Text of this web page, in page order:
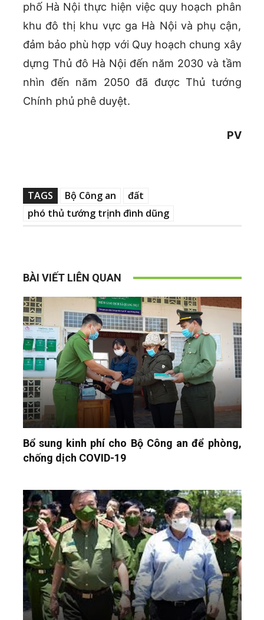
phố Hà Nội thực hiện việc quy hoạch phân
khu đô thị khu vực ga Hà Nội và phụ cận,
đảm bảo phù hợp với Quy hoạch chung xây
dựng Thủ đô Hà Nội đến năm 2030 và tầm
nhìn đến năm 2050 đã được Thủ tướng
Chính phủ phê duyệt.
PV
TAGS Bộ Công an
đất
phó thủ tướng trịnh đình dũng
BÀI VIẾT LIÊN QUAN
Bổ sung kinh phí cho Bộ Công an để phòng,
chống dịch COVID-19